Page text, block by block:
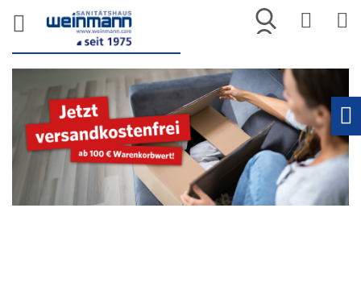
Merkliste